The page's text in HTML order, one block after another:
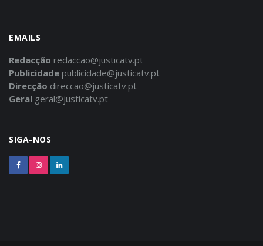
EMAILS
Redacção redaccao@justicatv.pt
Publicidade publicidade@justicatv.pt
Direcção direccao@justicatv.pt
Geral geral@justicatv.pt
SIGA-NOS